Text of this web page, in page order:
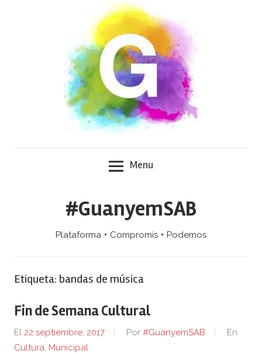
Menu
#GuanyemSAB
Plataforma + Compromís + Podemos
Etiqueta: bandas de música
Fin de Semana Cultural
El 22 septiembre, 2017 Por #GuanyemSAB
En
Cultura, Municipal